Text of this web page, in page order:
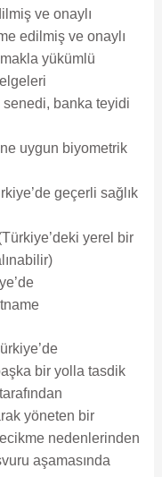
ve onaylı
edilmiş ve onaylı
yükümlü
senedi, banka teyidi
uygun biyometrik
geçerli sağlık
yerel bir
bir yolla tasdik
yöneten bir
nedenlerinden
aşamasında